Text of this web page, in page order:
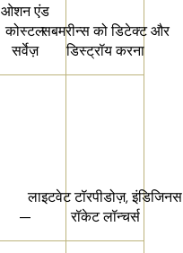
ओशन एंड
कोस्टल
सर्वेज़
सबमरीन्स को डिटेक्ट और
डिस्ट्रॉय करना
—
लाइटवेट टॉरपीडोज़, इंडिजिनस
रॉकेट लॉन्चर्स